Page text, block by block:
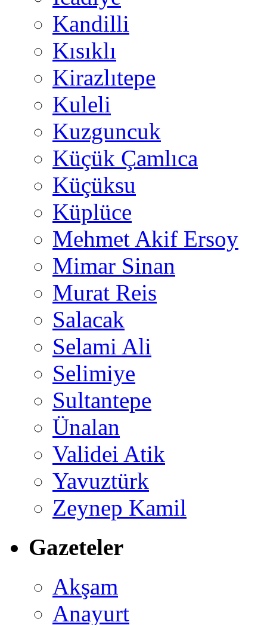
Kandilli
Kısıklı
Kirazlıtepe
Kuleli
Kuzguncuk
Küçük Çamlıca
Küçüksu
Küplüce
Mehmet Akif Ersoy
Mimar Sinan
Murat Reis
Salacak
Selami Ali
Selimiye
Sultantepe
Ünalan
Validei Atik
Yavuztürk
Zeynep Kamil
Gazeteler
Akşam
Anayurt